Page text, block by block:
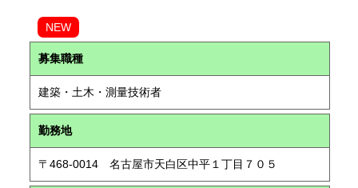
NEW
募集職種
建築・土木・測量技術者
勤務地
〒468-0014 名古屋市天白区中平１丁目７０５